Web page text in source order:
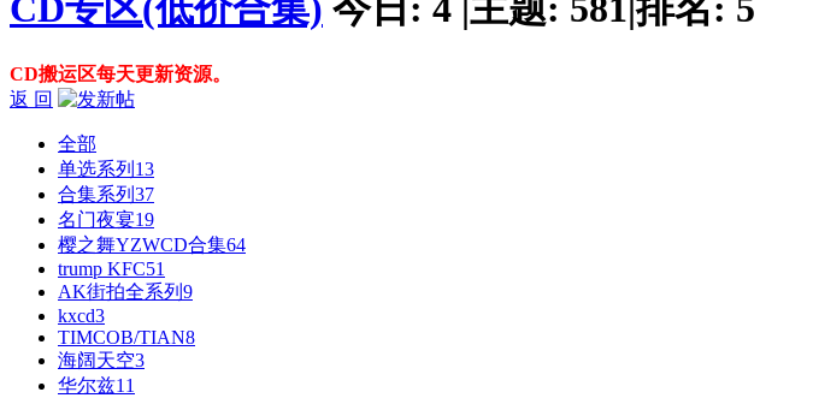
点我升级VIP。
好消息限时66元升级VIP！赠送660街拍币，相当
点我升级VIP。
好消息限时66元升级VIP！赠送660街拍币，相当
点我升级VIP。
好消息限时66元升级VIP！赠送660街拍币，相当
点我升级VIP。
CD专区(低价合集) 今日: 4 |主题: 581|排名: 5
CD搬运区每天更新资源。
返 回
全部
单选系列 13
合集系列 37
名门夜宴19
樱之舞YZWCD合集64
trump KFC51
AK街拍全系列 9
kxcd3
TIMCOB/TIAN8
海阔天空3
华尔兹11